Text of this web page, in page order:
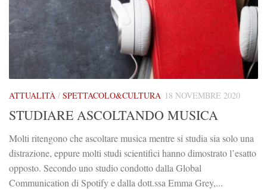
ATTUALITÀ / SPETTACOLO&CULTURA 18 NOVEMBRE 2020
STUDIARE ASCOLTANDO MUSICA
Molti ritengono che ascoltare musica mentre si studia sia solo una
distrazione, eppure molti studi scientifici hanno dimostrato l’esatto
opposto. Secondo uno studio condotto dalla Global
Communication di Spotify e dalla dott.ssa Emma Grey,...